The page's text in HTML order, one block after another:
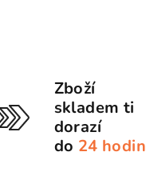
Zboží
skladem ti
dorazí
do 24 hodin